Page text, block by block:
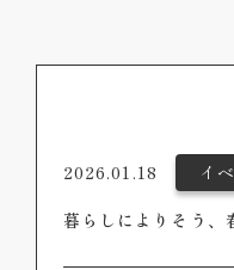
2026.01.18
イ
暮らしによりそう、